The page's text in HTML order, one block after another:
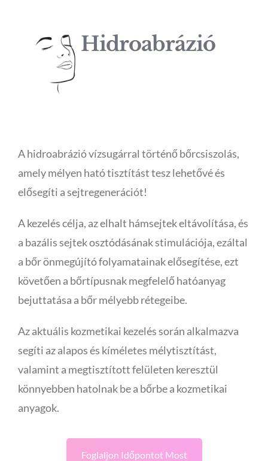
Hidroabrázió
A hidroabrázió vízsugárral történő bőrcsiszolás,
amely mélyen ható tisztítást tesz lehetővé és
elősegíti a sejtregenerációt!
A kezelés célja, az elhalt hámsejtek eltávolítása, és
a bazális sejtek osztódásának stimulációja, ezáltal
a bőr önmegújító folyamatainak elősegítése, ezt
követően a bőrtípusnak megfelelő hatóanyag
bejuttatása a bőr mélyebb rétegeibe.
Az aktuális kozmetikai kezelés során alkalmazva
segíti az alapos és kíméletes mélytisztítást,
valamint a megtisztított felületen keresztül
könnyebben hatolnak be a bőrbe a kozmetikai
anyagok.
Foglaljon Időpontot Most